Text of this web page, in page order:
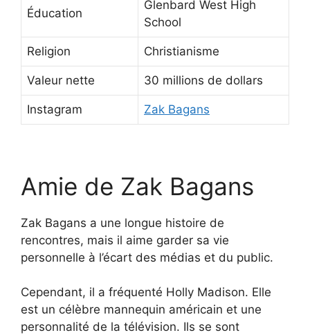
Éducation
Glenbard West High
School
Religion Christianisme
Valeur nette 30 millions de dollars
Instagram Zak Bagans
Amie de Zak Bagans
Zak Bagans a une longue histoire de
rencontres, mais il aime garder sa vie
personnelle à l’écart des médias et du public.
Cependant, il a fréquenté Holly Madison. Elle
est un célèbre mannequin américain et une
personnalité de la télévision. Ils se sont